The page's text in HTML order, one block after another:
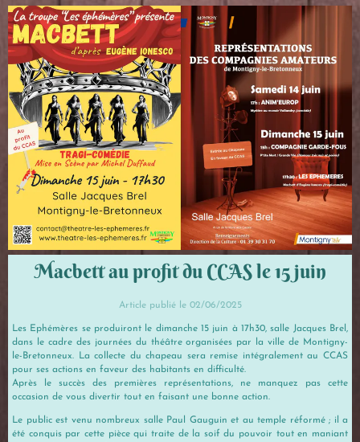
Macbett au profit du CCAS le 15 juin
Article publié le 02/06/2025
Les Ephémères se produiront le dimanche 15 juin à 17h30, salle Jacques Brel,
dans le cadre des journées du théâtre organisées par la ville de Montigny-
le-Bretonneux. La collecte du chapeau sera remise intégralement au CCAS
pour ses actions en faveur des habitants en difficulté.
Après le succès des premières représentations, ne manquez pas cette
occasion de vous divertir tout en faisant une bonne action.
Le public est venu nombreux salle Paul Gauguin et au temple réformé ; il a
été conquis par cette pièce qui traite de la soif du pouvoir tout en maniant